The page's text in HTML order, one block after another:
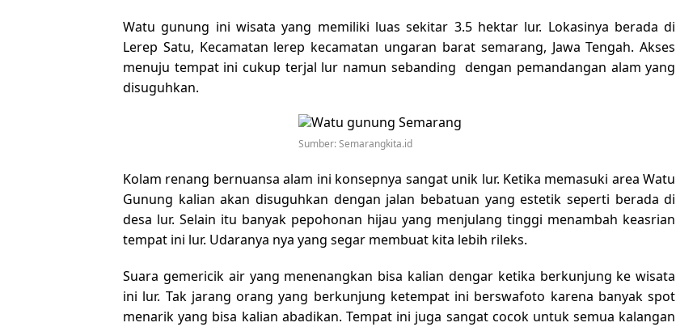
Watu gunung ini wisata yang memiliki luas sekitar 3.5 hektar lur. Lokasinya berada di
Lerep Satu, Kecamatan lerep kecamatan ungaran barat semarang, Jawa Tengah. Akses
menuju tempat ini cukup terjal lur namun sebanding dengan pemandangan alam yang
disuguhkan.
Sumber: Semarangkita.id
Kolam renang bernuansa alam ini konsepnya sangat unik lur. Ketika memasuki area Watu
Gunung kalian akan disuguhkan dengan jalan bebatuan yang estetik seperti berada di
desa lur. Selain itu banyak pepohonan hijau yang menjulang tinggi menambah keasrian
tempat ini lur. Udaranya nya yang segar membuat kita lebih rileks.
Suara gemericik air yang menenangkan bisa kalian dengar ketika berkunjung ke wisata
ini lur. Tak jarang orang yang berkunjung ketempat ini berswafoto karena banyak spot
menarik yang bisa kalian abadikan. Tempat ini juga sangat cocok untuk semua kalangan